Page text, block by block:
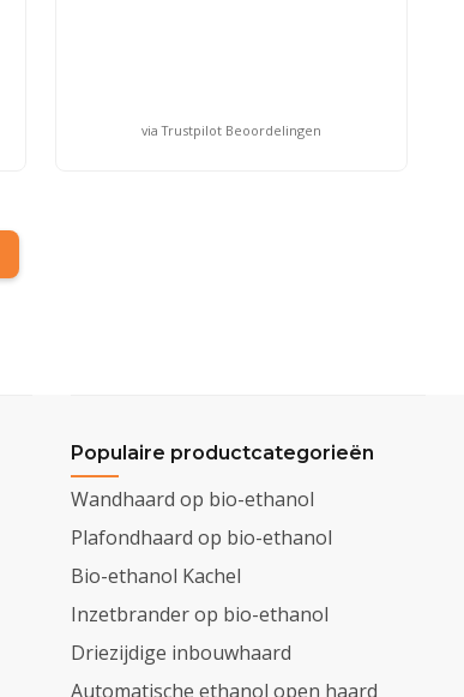
via Trustpilot Beoordelingen
Populaire productcategorieën
Wandhaard op bio-ethanol
Plafondhaard op bio-ethanol
Bio-ethanol Kachel
Inzetbrander op bio-ethanol
Driezijdige inbouwhaard
Automatische ethanol open haard